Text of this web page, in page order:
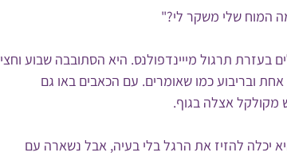
המוח שלי משקר לי?"
תרגול מייינדפולנס. היא הסתובבה שבוע וחצי
ובריבוע כמו שאומרים. עם הכאבים באו גם
אצלה בגוף.
יכלה להזיז את הרגל בלי בעיה, אבל נשארה עם